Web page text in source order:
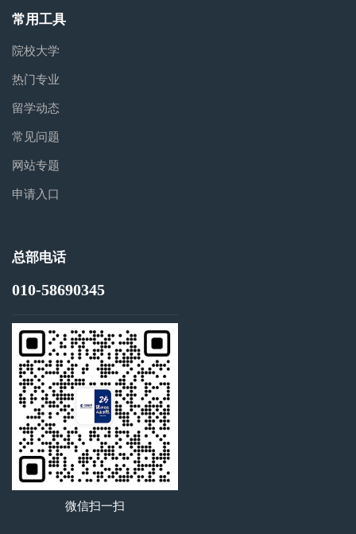
常用工具
院校大学
热门专业
留学动态
常见问题
网站专题
申请入口
总部电话
010-58690345
微信扫一扫